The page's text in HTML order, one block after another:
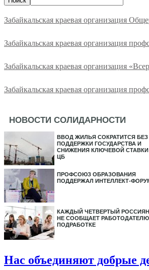
Забайкальская краевая организация
Забайкальская краевая организация
Забайкальская краевая организация
Забайкальская краевая организация
НОВОСТИ СОЛИДАРНОСТИ
ВВОД ЖИЛЬЯ СОКРАТИТСЯ БЕЗ
ПОДДЕРЖКИ ГОСУДАРСТВА И
СНИЖЕНИЯ КЛЮЧЕВОЙ СТАВКИ
ЦБ
ПРОФСОЮЗ ОБРАЗОВАНИЯ
ПОДДЕРЖАЛ ИНТЕЛЛЕКТ-
КАЖДЫЙ ЧЕТВЕРТЫЙ
НЕ СООБЩАЕТ
ПОДРАБОТКЕ
Нас объединяют добрые